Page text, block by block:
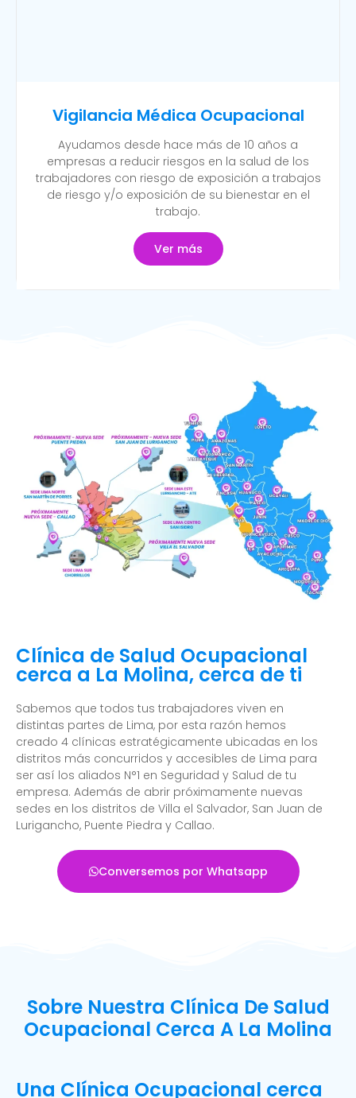
Vigilancia Médica Ocupacional
Ayudamos desde hace más de 10 años a
empresas a reducir riesgos en la salud de los
trabajadores con riesgo de exposición a trabajos
de riesgo y/o exposición de su bienestar en el
trabajo.
Ver más
Clínica de Salud Ocupacional
cerca a La Molina, cerca de ti
Sabemos que todos tus trabajadores viven en
distintas partes de Lima, por esta razón hemos
creado 4 clínicas estratégicamente ubicadas en los
distritos más concurridos y accesibles de Lima para
ser así los aliados N°1 en Seguridad y Salud de tu
empresa. Además de abrir próximamente nuevas
sedes en los distritos de Villa el Salvador, San Juan de
Lurigancho, Puente Piedra y Callao.
Conversemos por Whatsapp
Sobre Nuestra Clínica De Salud
Ocupacional Cerca A La Molina
Una Clínica Ocupacional cerca